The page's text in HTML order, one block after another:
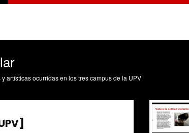
artísticas ocurridas en los tres campus de la UPV